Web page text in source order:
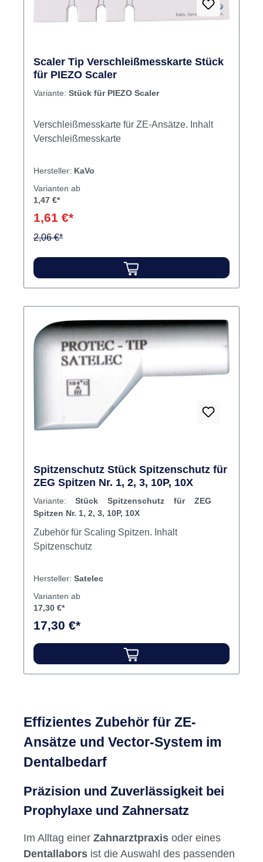
Scaler Tip Verschleißmesskarte Stück
für PIEZO Scaler
Variante: Stück für PIEZO Scaler
Verschleißmesskarte für ZE-Ansätze. Inhalt
Verschleißmesskarte
Hersteller: KaVo
Varianten ab
1,47 €*
1,61 €*
2,06 €*
Spitzenschutz Stück Spitzenschutz für
ZEG Spitzen Nr. 1, 2, 3, 10P, 10X
Variante: Stück Spitzenschutz für ZEG
Spitzen Nr. 1, 2, 3, 10P, 10X
Zubehör für Scaling Spitzen. Inhalt
Spitzenschutz
Hersteller: Satelec
Varianten ab
17,30 €*
17,30 €*
Effizientes Zubehör für ZE-
Ansätze und Vector-System im
Dentalbedarf
Präzision und Zuverlässigkeit bei
Prophylaxe und Zahnersatz
Im Alltag einer Zahnarztpraxis oder eines
Dentallabors ist die Auswahl des passenden